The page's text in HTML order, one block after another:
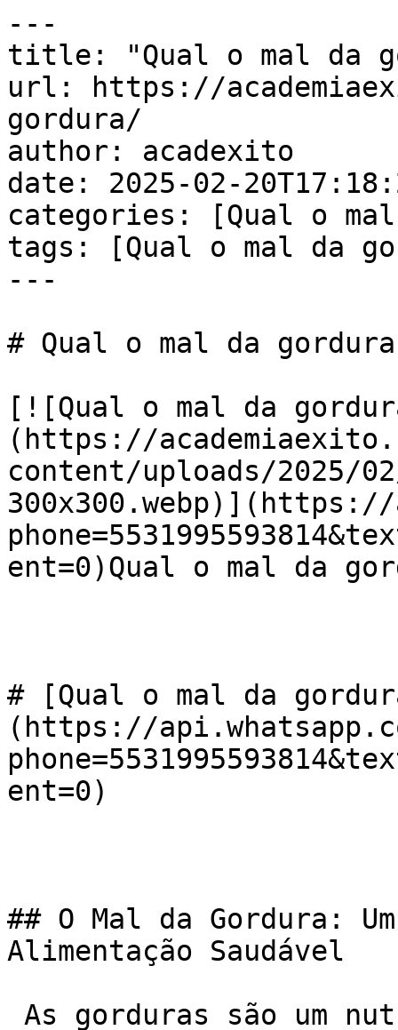
---
title: "Qual o mal da
url: https://
gordura/
author: acadexito
date: 2025-02-
categories: [Qual o
tags: [Qual o mal da
---
# Qual o mal da gordura
[![Qual o mal da
(https://
content/uploads/2025/
300x300.webp)](https://
ent=0)Qual o mal da
# [Qual o mal da
(https://
ent=0)
## O Mal da Gordura:
Alimentação Saudável